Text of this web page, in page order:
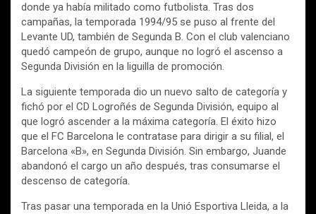
donde ya había militado como futbolista. Tras dos
campañas, la temporada 1994/95 se puso al frente del
Levante UD, también de Segunda B. Con el club valenciano
quedó campeón de grupo, aunque no logró el ascenso a
Segunda División en la liguilla de promoción.
La siguiente temporada dio un nuevo salto de categoría y
fichó por el CD Logroñés de Segunda División, equipo al
que logró ascender a la máxima categoría. El éxito hizo
que el FC Barcelona le contratase para dirigir a su filial, el
Barcelona «B», en Segunda División. Sin embargo, Juande
abandonó el cargo un año después, tras consumarse el
descenso de categoría.
Tras pasar una temporada en la Unió Esportiva Lleida, a la